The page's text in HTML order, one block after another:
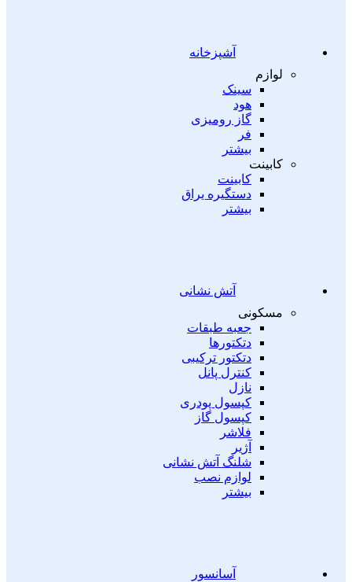
آشپزخانه
لوازم
سینک
هود
گاز رومیزی
فر
بیشتر
کابینت
کابینت
دستگیره یراق
بیشتر
آتش نشانی
مسکونی
جعبه طبقات
دتکتورها
دتکتور ترکیبی
کنترل پانل
نازل
کپسول پودری
کپسول گاز
فلاشر
آژیر
شلنگ آتش نشانی
لوازم نصب
بیشتر
آسانسور